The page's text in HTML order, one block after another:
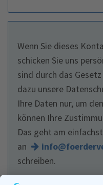
Wenn Sie dieses
schicken Sie uns
sind durch das
dazu unsere
Ihre Daten nur, um
können Ihre
Das geht am
an
schreiben.